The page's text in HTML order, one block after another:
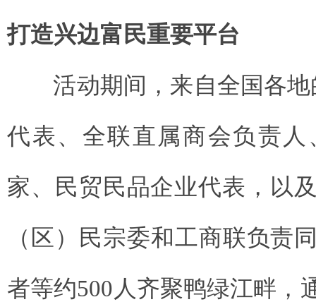
打造兴边富民重要平台
活动期间，来自全国各地
代表、全联直属商会负责
家、民贸民品企业代表，以
（区）民宗委和工商联负责
者等约500人齐聚鸭绿江畔，